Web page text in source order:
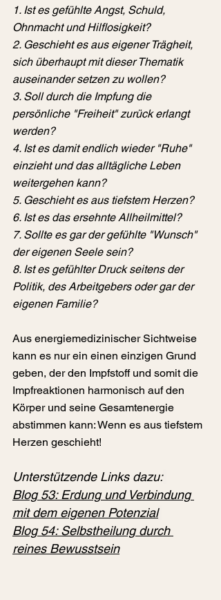
1. Ist es gefühlte Angst, Schuld,
Ohnmacht und Hilflosigkeit?
2. Geschieht es aus eigener Trägheit,
sich überhaupt mit dieser Thematik
auseinander setzen zu wollen?
3. Soll durch die Impfung die
persönliche "Freiheit" zurück erlangt
werden?
4. Ist es damit endlich wieder "Ruhe"
einzieht und das alltägliche Leben
weitergehen kann?
5. Geschieht es aus tiefstem Herzen?
6. Ist es das ersehnte Allheilmittel?
7. Sollte es gar der gefühlte "Wunsch"
der eigenen Seele sein?
8. Ist es gefühlter Druck seitens der
Politik, des Arbeitgebers oder gar der
eigenen Familie?
Aus energiemedizinischer Sichtweise
kann es nur ein einen einzigen Grund
geben, der den Impfstoff und somit die
Impfreaktionen harmonisch auf den
Körper und seine Gesamtenergie
abstimmen kann: Wenn es aus tiefstem
Herzen geschieht!
Unterstützende Links dazu:
Blog 53: Erdung und Verbindung
mit dem eigenen Potenzial
Blog 54: Selbstheilung durch
reines Bewusstsein